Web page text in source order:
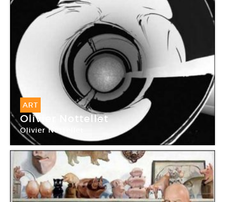
ART
Olivier Nottellet
Olivier Nottellet